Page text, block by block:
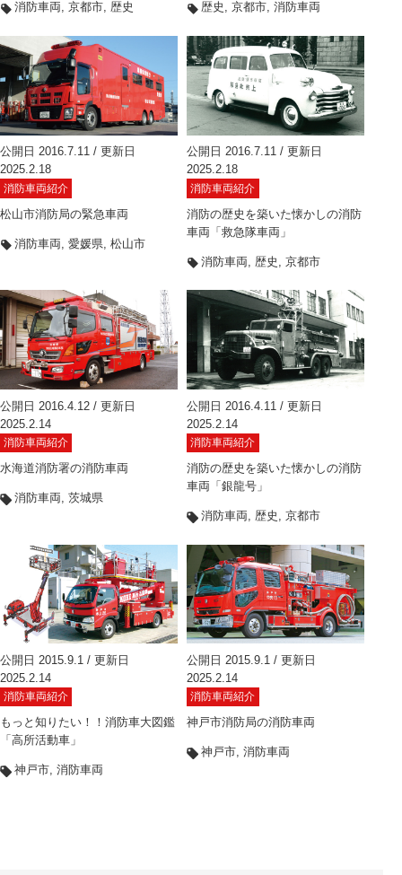
消防車両 京都市 歴史 歴史 京都市 消防車両
公開日 2016.7.11 / 更新日
2025.2.18
消防車両紹介
松山市消防局の緊急車両
消防車両 愛媛県 松山市
公開日 2016.7.11 / 更新日
2025.2.18
消防車両紹介
消防の歴史を築いた懐かしの消防
車両「救急隊車両」
消防車両 歴史 京都市
公開日 2016.4.12 / 更新日
2025.2.14
消防車両紹介
水海道消防署の消防車両
消防車両 茨城県
公開日 2016.4.11 / 更新日
2025.2.14
消防車両紹介
消防の歴史を築いた懐かしの消防
車両「銀龍号」
消防車両 歴史 京都市
公開日 2015.9.1 / 更新日
2025.2.14
消防車両紹介
もっと知りたい！！消防車大図鑑
「高所活動車」
神戸市 消防車両
公開日 2015.9.1 / 更新日
2025.2.14
消防車両紹介
神戸市消防局の消防車両
神戸市 消防車両